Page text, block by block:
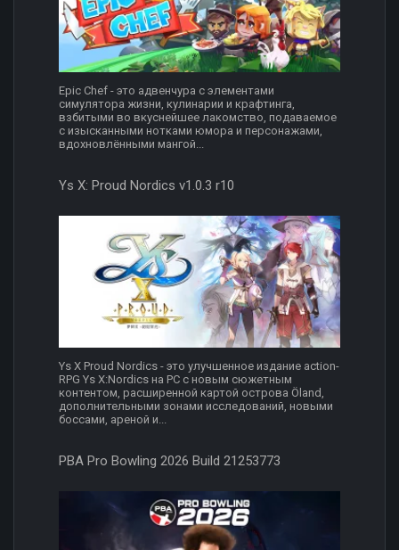
Epic Chef - это адвенчура с элементами
симулятора жизни, кулинарии и крафтинга,
взбитыми во вкуснейшее лакомство, подаваемое
с изысканными нотками юмора и персонажами,
вдохновлёнными мангой...
Ys X: Proud Nordics v1.0.3 r10
Ys X Proud Nordics - это улучшенное издание action-
RPG Ys X:Nordics на PC с новым сюжетным
контентом, расширенной картой острова Öland,
дополнительными зонами исследований, новыми
боссами, ареной и...
PBA Pro Bowling 2026 Build 21253773